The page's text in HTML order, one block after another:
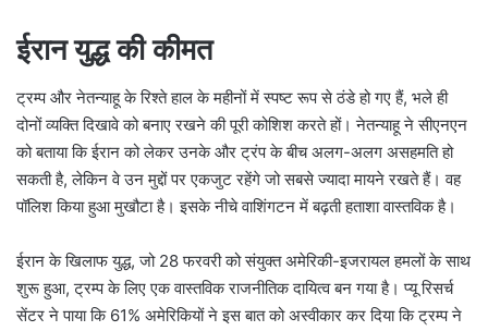
ईरान युद्ध की कीमत
ट्रम्प और नेतन्याहू के रिश्ते हाल के महीनों में स्पष्ट रूप से ठंडे हो गए हैं, भले ही
दोनों व्यक्ति दिखावे को बनाए रखने की पूरी कोशिश करते हों। नेतन्याहू ने सीएनएन
को बताया कि ईरान को लेकर उनके और ट्रंप के बीच अलग-अलग असहमति हो
सकती है, लेकिन वे उन मुद्दों पर एकजुट रहेंगे जो सबसे ज्यादा मायने रखते हैं। वह
पॉलिश किया हुआ मुखौटा है। इसके नीचे वाशिंगटन में बढ़ती हताशा वास्तविक है।
ईरान के खिलाफ युद्ध, जो 28 फरवरी को संयुक्त अमेरिकी-इजरायल हमलों के साथ
शुरू हुआ, ट्रम्प के लिए एक वास्तविक राजनीतिक दायित्व बन गया है। प्यू रिसर्च
सेंटर ने पाया कि 61% अमेरिकियों ने इस बात को अस्वीकार कर दिया कि ट्रम्प ने